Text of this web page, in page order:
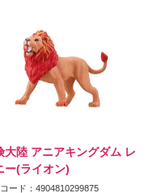
大陸 アニアキングダム レ
ー(ライオン)
ード：4904810299875